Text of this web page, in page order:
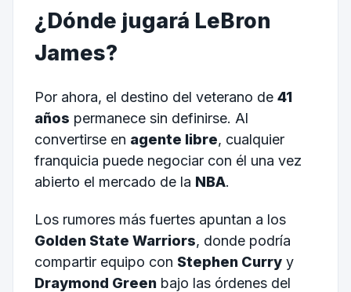
¿Dónde jugará LeBron
James?
Por ahora, el destino del veterano de 41
años permanece sin definirse. Al
convertirse en agente libre, cualquier
franquicia puede negociar con él una vez
abierto el mercado de la NBA.
Los rumores más fuertes apuntan a los
Golden State Warriors, donde podría
compartir equipo con Stephen Curryy
Draymond Greenbajo las órdenes del